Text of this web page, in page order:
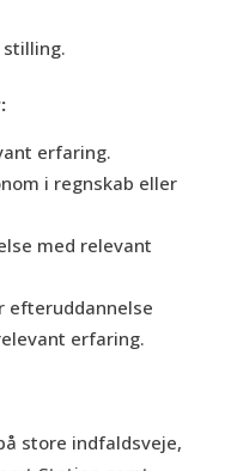
erfaring.
i regnskab eller
med relevant
efteruddannelse
erfaring.
store indfaldsveje,